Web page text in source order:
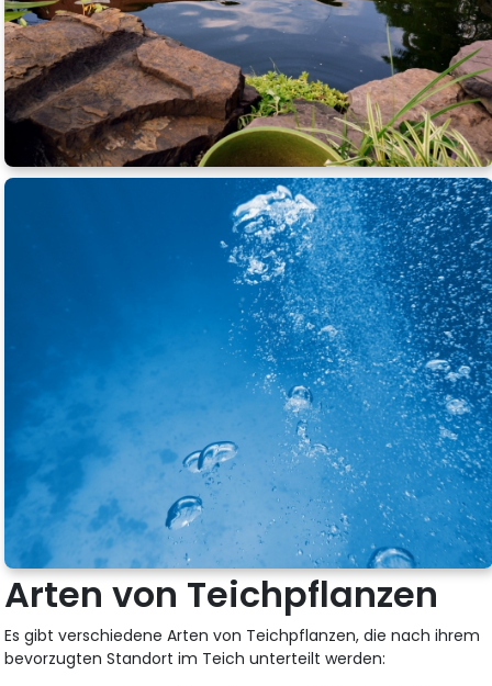
Arten von Teichpflanzen
Es gibt verschiedene Arten von Teichpflanzen, die nach ihrem
bevorzugten Standort im Teich unterteilt werden: